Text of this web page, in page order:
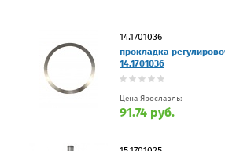
14.1701036
прокладка
14.1701036
Цена Ярославль:
91.74 руб.